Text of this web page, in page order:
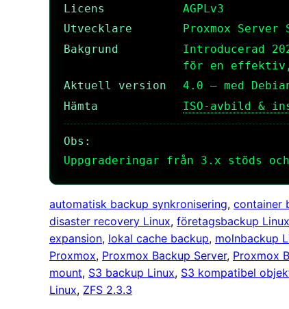
Licens
AGPLv3
Utvecklare
Proxmox
Bakgrund
Introducerad
för en effektiv,
Aktuell version
4.0 – med
Hämta
ISO-avbild &
Obs:
Uppgraderingar från 3.x stöds
automatisk backup synkronisering, container
disaster recovery Linux, företagsbackup Linux
expansion, lokal cache backup, molnbackup
Proxmox, Proxmox Backup Server, Proxmox
mount, S3 backup Linux, S3 kompatibel
Linux, ZFS 2.3.3